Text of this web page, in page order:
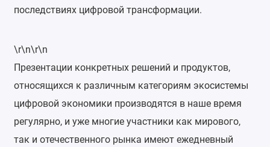
последствиях цифровой трансформации.
\r\n\r\n
Презентации конкретных решений и продуктов,
относящихся к различным категориям экосистемы
цифровой экономики производятся в наше время
регулярно, и уже многие участники как мирового,
так и отечественного рынка имеют ежедневный